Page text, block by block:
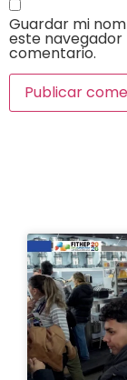
Guardar mi
este navegador
comentario.